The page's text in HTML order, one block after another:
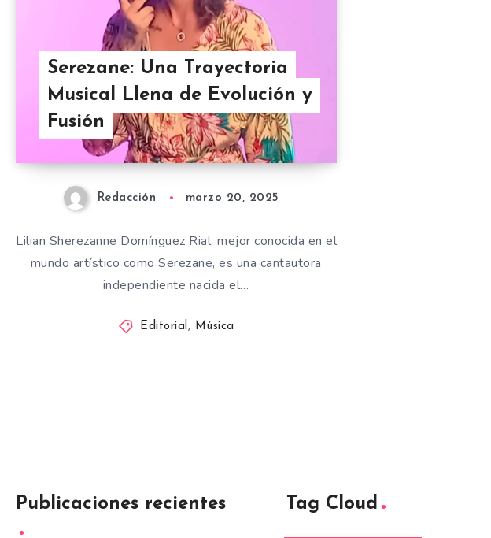
Serezane: Una Trayectoria
Musical Llena de Evolución y
Fusión
Redacción marzo 20, 2025
Lilian Sherezanne Domínguez Rial, mejor conocida en el
mundo artístico como Serezane, es una cantautora
independiente nacida el…
Editorial, Música
Publicaciones recientes Tag Cloud